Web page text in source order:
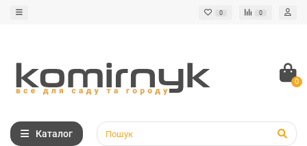
0 0
0
Каталог